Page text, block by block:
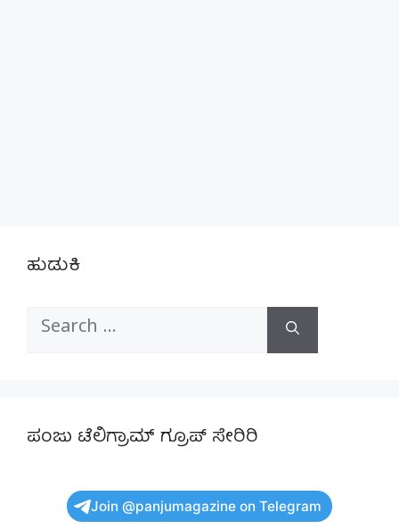
ಹುಡುಕಿ
Search
ಪಂಜು ಟೆಲಿಗ್ರಾಮ್ ಗ್ರೂಪ್ ಸೇರಿರಿ
Join @panjumagazine on Telegram